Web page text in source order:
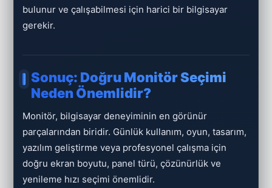
bulunur ve çalışabilmesi için harici bir bilgisayar
gerekir.
Sonuç: Doğru Monitör Seçimi
Neden Önemlidir?
Monitör, bilgisayar deneyiminin en görünür
parçalarından biridir. Günlük kullanım, oyun, tasarım,
yazılım geliştirme veya profesyonel çalışma için
doğru ekran boyutu, panel türü, çözünürlük ve
yenileme hızı seçimi önemlidir.